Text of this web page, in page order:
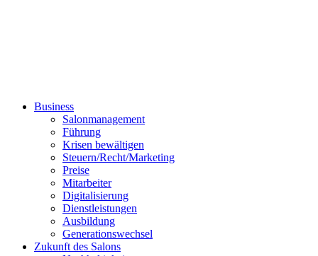
Business
Salonmanagement
Führung
Krisen bewältigen
Steuern/Recht/Marketing
Preise
Mitarbeiter
Digitalisierung
Dienstleistungen
Ausbildung
Generationswechsel
Zukunft des Salons